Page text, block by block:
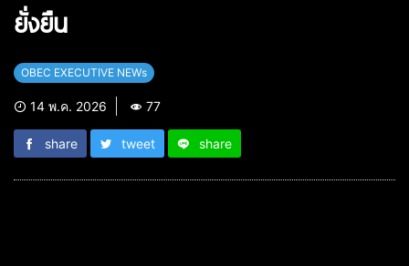
ยั่งยืน
OBEC EXECUTIVE NEWs
14 พ.ค. 2026 77
share tweet share